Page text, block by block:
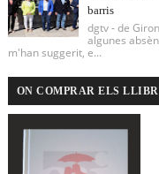
barris
dgtv - de
algunes
m'han suggerit, e...
ON COMPRAR ELS